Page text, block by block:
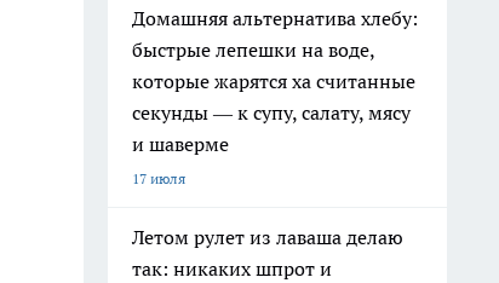
Домашняя альтернатива хлебу:
быстрые лепешки на воде,
которые жарятся ха считанные
секунды — к супу, салату, мясу
и шаверме
17 июля
Летом рулет из лаваша делаю
так: никаких шпрот и